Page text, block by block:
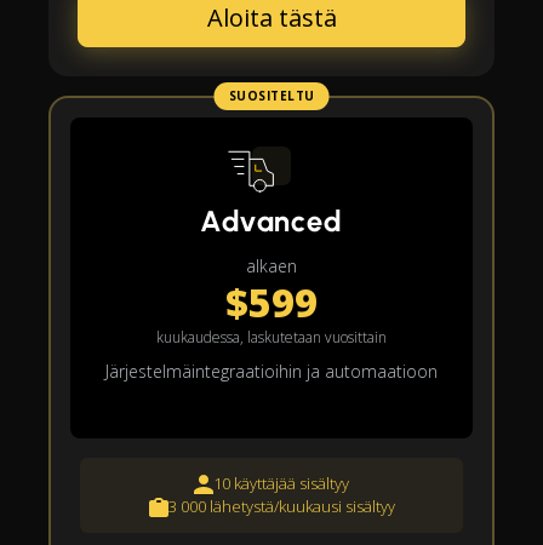
Aloita tästä
SUOSITELTU
Advanced
alkaen
$599
kuukaudessa, laskutetaan vuosittain
Järjestelmäintegraatioihin ja automaatioon
10 käyttäjää sisältyy
3 000 lähetystä/kuukausi sisältyy